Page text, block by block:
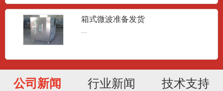
箱式微波准备发货
...
公司新闻 行业新闻 技术支持